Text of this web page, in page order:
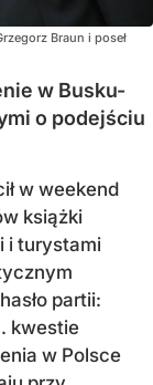
Braun i poseł
w Busku-
o podejściu
w weekend
książki
i turystami
partii:
kwestie
w Polsce